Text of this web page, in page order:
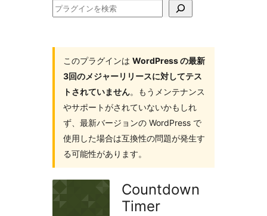
プ
このプラグインは WordPress の最新
3回のメジャーリリースに対してテス
トされていません。もうメンテナンス
やサポートがされていないかもしれ
ず、最新バージョンの WordPress で
使用した場合は互換性の問題が発生す
る可能性があります。
Countdown
Timer